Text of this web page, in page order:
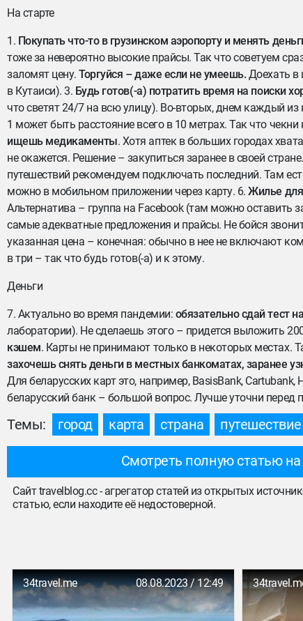
На старте
1. Покупать что-то в грузинском аэропорту и менять
тоже за невероятно высокие прайсы. Так что советуем
заломят цену.Торгуйся – даже если не умеешь.Доехать в
в Кутаиси). 3. Будь готов(-а) потратить время на поиски
что светят 24/7 на всю улицу). Во-вторых, днем каждый
1 может быть расстояние всего в 10 метрах. Так что
ищешь медикаменты. Хотя аптек в больших городах
не окажется. Решение – закупиться заранее в своей
путешествий рекомендуем подключать последний. Там
можно в мобильном приложении через карту. 6.Жилье для
Альтернатива – группа на Facebook (там можно оставить
самые адекватные предложения и прайсы. Не бойся
указанная цена – конечная: обычно в нее не включают
в три – так что будь готов(-а) и к этому.
Деньги
7. Актуально во время пандемии: обязательно сдай тест
лаборатории). Не сделаешь этого – придется выложить
кэшем. Карты не принимают только в некоторых местах.
захочешь снять деньги в местных банкоматах, заранее
Для беларусских карт это, например, BasisBank,
беларусский банк – большой вопрос. Лучше уточни перед
Темы: город карта страна путешествие
Смотреть полную статью
Сайт travelblog.cc - агрегатор статей из открытых
статью, если находите её недостоверной.
34travel.me 08.08.2023 / 12:49